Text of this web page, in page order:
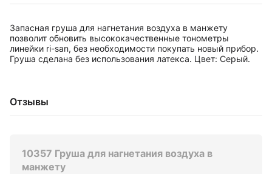
Запасная груша для нагнетания воздуха в манжету
позволит обновить высококачественные тонометры
линейки ri-san, без необходимости покупать новый прибор.
Груша сделана без использования латекса. Цвет: Серый.
Отзывы
10357 Груша для нагнетания воздуха в
манжету